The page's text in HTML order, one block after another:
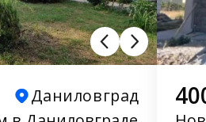
Даниловград